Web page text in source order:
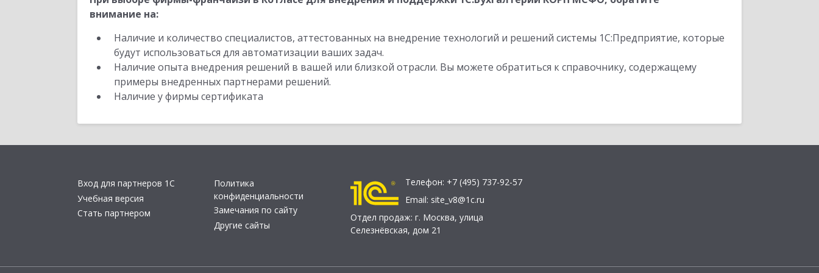
внимание на:
Наличие и количество специалистов, аттестованных на внедрение технологий и решений системы 1С:Предприятие, которые
будут использоваться для автоматизации ваших задач.
Наличие опыта внедрения решений в вашей или близкой отрасли. Вы можете обратиться к справочнику, содержащему
примеры внедренных партнерами решений.
Наличие у фирмы сертификата
Вход для партнеров 1С
Учебная версия
Стать партнером
Политика
конфиденциальности
Замечания по сайту
Другие сайты
Телефон: +7 (495) 737-92-57
Email: site_v8@1c.ru
Отдел продаж: г. Москва, улица
Селезнёвская, дом 21